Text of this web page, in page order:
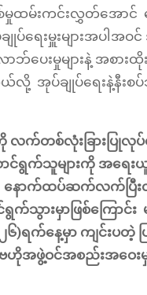
မှုထမ်းကင်းလွှတ်အောင်
ရေးမှူးများအပါအဝင်
ဘ်ပေးမှုများနဲ့ အစားထို
ယ်လို့ အုပ်ချုပ်ရေးနဲ့နီးစ
လက်တစ်လုံးခြားပြုလု
ာင်ရွက်သူများကို အရေးယူ
နောက်ထပ်ဆက်လက်ပြီ
က်သွားမှာဖြစ်ကြောင်း
၂၆)ရက်နေ့မှာ ကျင်းပတဲ့
ဗဟိုအဖွဲ့ဝင်အစည်းအဝေး